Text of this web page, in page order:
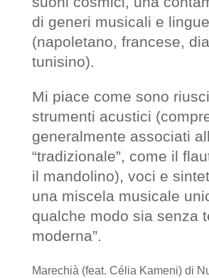
di generi musicali e lingue
(napoletano, francese,
tunisino).
Mi piace come sono
strumenti acustici
generalmente associati
“tradizionale”, come il
il mandolino), voci e
una miscela musicale
qualche modo sia senza
moderna”.
Marechià (feat. Célia Kameni) di